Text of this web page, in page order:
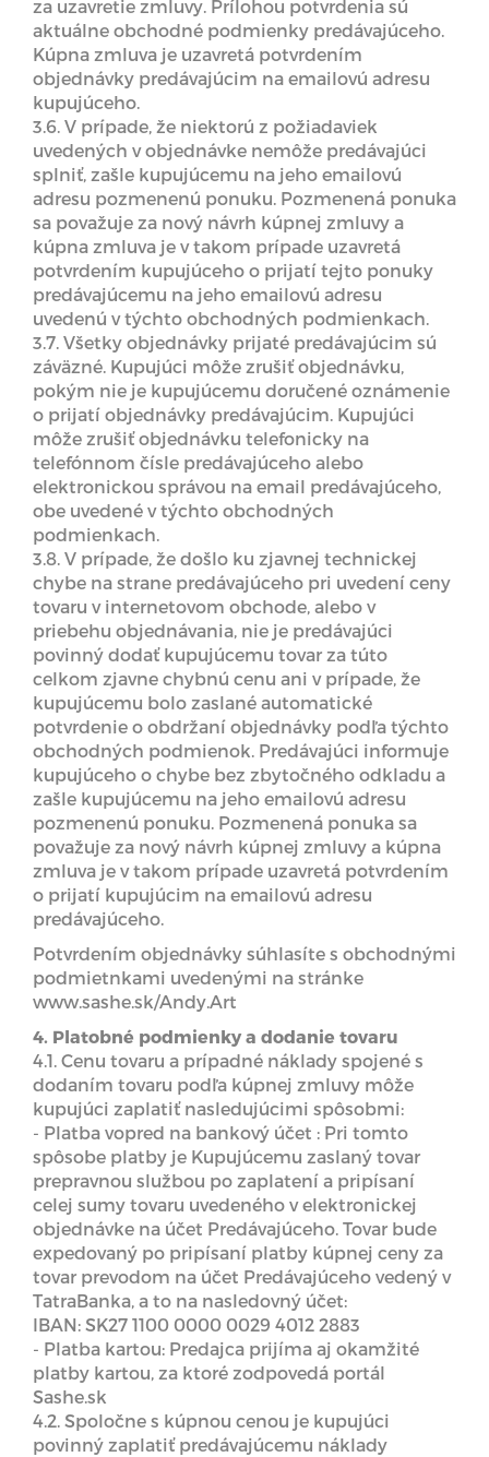
za uzavretie zmluvy. Prílohou potvrdenia sú
aktuálne obchodné podmienky predávajúceho.
Kúpna zmluva je uzavretá potvrdením
objednávky predávajúcim na emailovú adresu
kupujúceho.
3.6. V prípade, že niektorú z požiadaviek
uvedených v objednávke nemôže predávajúci
splniť, zašle kupujúcemu na jeho emailovú
adresu pozmenenú ponuku. Pozmenená ponuka
sa považuje za nový návrh kúpnej zmluvy a
kúpna zmluva je v takom prípade uzavretá
potvrdením kupujúceho o prijatí tejto ponuky
predávajúcemu na jeho emailovú adresu
uvedenú v týchto obchodných podmienkach.
3.7. Všetky objednávky prijaté predávajúcim sú
záväzné. Kupujúci môže zrušiť objednávku,
pokým nie je kupujúcemu doručené oznámenie
o prijatí objednávky predávajúcim. Kupujúci
môže zrušiť objednávku telefonicky na
telefónnom čísle predávajúceho alebo
elektronickou správou na email predávajúceho,
obe uvedené v týchto obchodných
podmienkach.
3.8. V prípade, že došlo ku zjavnej technickej
chybe na strane predávajúceho pri uvedení ceny
tovaru v internetovom obchode, alebo v
priebehu objednávania, nie je predávajúci
povinný dodať kupujúcemu tovar za túto
celkom zjavne chybnú cenu ani v prípade, že
kupujúcemu bolo zaslané automatické
potvrdenie o obdržaní objednávky podľa týchto
obchodných podmienok. Predávajúci informuje
kupujúceho o chybe bez zbytočného odkladu a
zašle kupujúcemu na jeho emailovú adresu
pozmenenú ponuku. Pozmenená ponuka sa
považuje za nový návrh kúpnej zmluvy a kúpna
zmluva je v takom prípade uzavretá potvrdením
o prijatí kupujúcim na emailovú adresu
predávajúceho.
Potvrdením objednávky súhlasíte s obchodnými
podmietnkami uvedenými na stránke
www.sashe.sk/Andy.Art
4. Platobné podmienky a dodanie tovaru
4.1. Cenu tovaru a prípadné náklady spojené s
dodaním tovaru podľa kúpnej zmluvy môže
kupujúci zaplatiť nasledujúcimi spôsobmi:
- Platba vopred na bankový účet : Pri tomto
spôsobe platby je Kupujúcemu zaslaný tovar
prepravnou službou po zaplatení a pripísaní
celej sumy tovaru uvedeného v elektronickej
objednávke na účet Predávajúceho. Tovar bude
expedovaný po pripísaní platby kúpnej ceny za
tovar prevodom na účet Predávajúceho vedený v
TatraBanka, a to na nasledovný účet:
IBAN: SK27 1100 0000 0029 4012 2883
- Platba kartou: Predajca prijíma aj okamžité
platby kartou, za ktoré zodpovedá portál
Sashe.sk
4.2. Spoločne s kúpnou cenou je kupujúci
povinný zaplatiť predávajúcemu náklady